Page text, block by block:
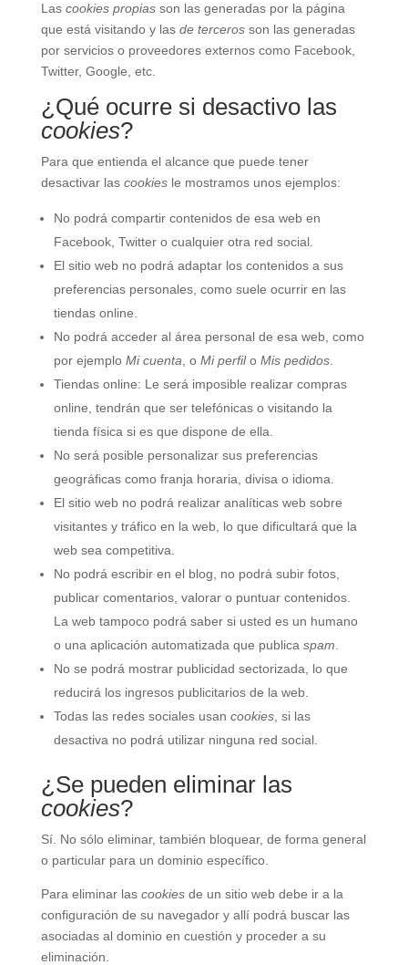
Las cookies propiasson las generadas por la página
que está visitando y las de tercerosson las generadas
por servicios o proveedores externos como Facebook,
Twitter, Google, etc.
¿Qué ocurre si desactivo las
cookies?
Para que entienda el alcance que puede tener
desactivar las cookiesle mostramos unos ejemplos:
No podrá compartir contenidos de esa web en
Facebook, Twitter o cualquier otra red social.
El sitio web no podrá adaptar los contenidos a sus
preferencias personales, como suele ocurrir en las
tiendas online.
No podrá acceder al área personal de esa web, como
por ejemplo Mi cuenta , o Mi perfilo Mis pedidos.
Tiendas online: Le será imposible realizar compras
online, tendrán que ser telefónicas o visitando la
tienda física si es que dispone de ella.
No será posible personalizar sus preferencias
geográficas como franja horaria, divisa o idioma.
El sitio web no podrá realizar analíticas web sobre
visitantes y tráfico en la web, lo que dificultará que la
web sea competitiva.
No podrá escribir en el blog, no podrá subir fotos,
publicar comentarios, valorar o puntuar contenidos.
La web tampoco podrá saber si usted es un humano
o una aplicación automatizada que publica spam
No se podrá mostrar publicidad sectorizada, lo que
reducirá los ingresos publicitarios de la web.
Todas las redes sociales usan cookies, si las
desactiva no podrá utilizar ninguna red social.
¿Se pueden eliminar las
cookies?
Sí. No sólo eliminar, también bloquear, de forma general
o particular para un dominio específico.
Para eliminar las cookiesde un sitio web debe ir a la
configuración de su navegador y allí podrá buscar las
asociadas al dominio en cuestión y proceder a su
eliminación.